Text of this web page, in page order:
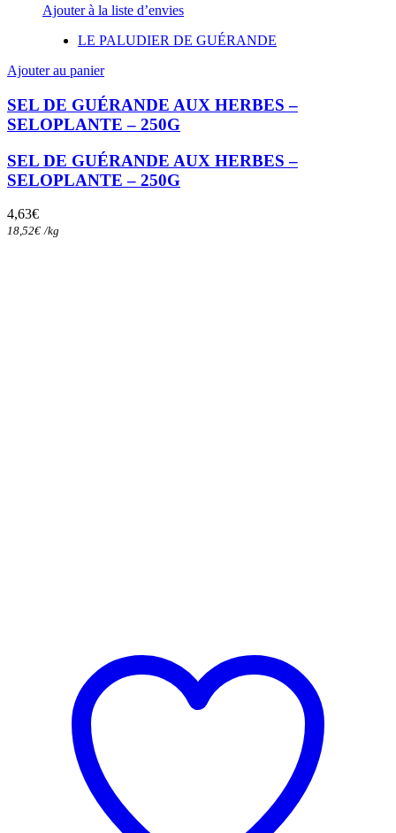
Ajouter à la liste d’envies
LE PALUDIER DE GUÉRANDE
Ajouter au panier
SEL DE GUÉRANDE AUX HERBES –
SELOPLANTE – 250G
SEL DE GUÉRANDE AUX HERBES –
SELOPLANTE – 250G
4,63€
18,52€ /kg